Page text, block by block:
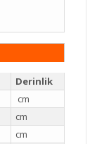
Derinlik
cm
cm
cm